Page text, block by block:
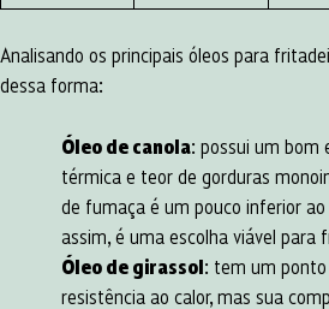
Analisando os principais óleos para
dessa forma:
Óleo de canola: possui um bom
térmica e teor de gorduras
de fumaça é um pouco inferior
assim, é uma escolha viável para
Óleo de girassol: tem um
resistência ao calor, mas sua